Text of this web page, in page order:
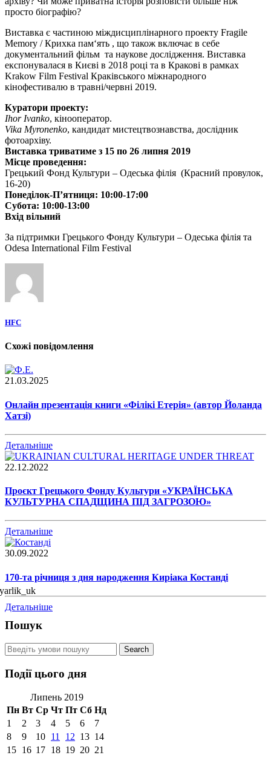
просто біографію?
Виставка є частиною міждисциплінарного проекту Fragile
Memory / Крихка пам‘ять , що також включає в себе
документальний фільм та наукове дослідження. Виставка
експонувалася в Києві в 2018 році та в Кракові в рамках
Krakow Film Festival Краківського міжнародного
кінофестивалю в травні/червні 2019.
Куратори проекту:
Ihor Ivanko, кінооператор.
Vika Myronenko, кандидат мистецтвознавства, дослідник
фотоархіву.
Виставка триватиме з 15 по 26 липня 2019
Місце проведення:
Грецький Фонд Культури – Одеська філія (Красний провулок,
16-20)
Понеділок-П’ятниця: 10:00-17:00
Субота: 10:00-13:00
Вхід вільний
За підтримки Грецького Фонду Культури – Одеська філія та
Odesa International Film Festival
HFC
Схожі повідомлення
21.03.2025
Онлайн презентація книги «Філікі Етерія» (автор Йоланда
Хатзі)
Детальніше
22.12.2022
Проєкт Грецького Фонду Культури «УКРАЇНСЬКА
КУЛЬТУРНА СПАДЩИНА ПІД ЗАГРОЗОЮ»
Детальніше
30.09.2022
170-та річниця з дня народження Киріака Костанді
Детальніше
Пошук
Події цього дня
Липень 2019
Пн Вт Ср Чт Пт Сб Нд
1 2 3 4 5 6
7
8
9 10 11 12 13 14
15 16 17 18 19 20 21